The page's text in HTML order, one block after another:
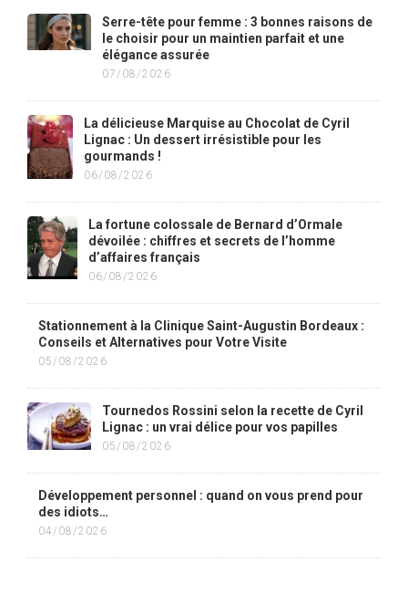
Serre-tête pour femme : 3 bonnes raisons de
le choisir pour un maintien parfait et une
élégance assurée
07/08/2026
La délicieuse Marquise au Chocolat de Cyril
Lignac : Un dessert irrésistible pour les
gourmands !
06/08/2026
La fortune colossale de Bernard d’Ormale
dévoilée : chiffres et secrets de l’homme
d’affaires français
06/08/2026
Stationnement à la Clinique Saint-Augustin Bordeaux :
Conseils et Alternatives pour Votre Visite
05/08/2026
Tournedos Rossini selon la recette de Cyril
Lignac : un vrai délice pour vos papilles
05/08/2026
Développement personnel : quand on vous prend pour
des idiots…
04/08/2026